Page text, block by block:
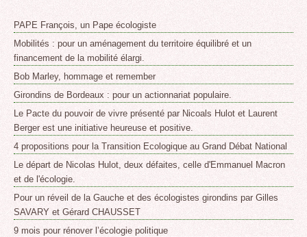
PAPE François, un Pape écologiste
Mobilités : pour un aménagement du territoire équilibré et un
financement de la mobilité élargi.
Bob Marley, hommage et remember
Girondins de Bordeaux : pour un actionnariat populaire.
Le Pacte du pouvoir de vivre présenté par Nicoals Hulot et Laurent
Berger est une initiative heureuse et positive.
4 propositions pour la Transition Ecologique au Grand Débat National
Le départ de Nicolas Hulot, deux défaites, celle d'Emmanuel Macron
et de l'écologie.
Pour un réveil de la Gauche et des écologistes girondins par Gilles
SAVARY et Gérard CHAUSSET
9 mois pour rénover l’écologie politique